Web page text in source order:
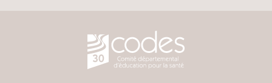
CODES 30 - Comité